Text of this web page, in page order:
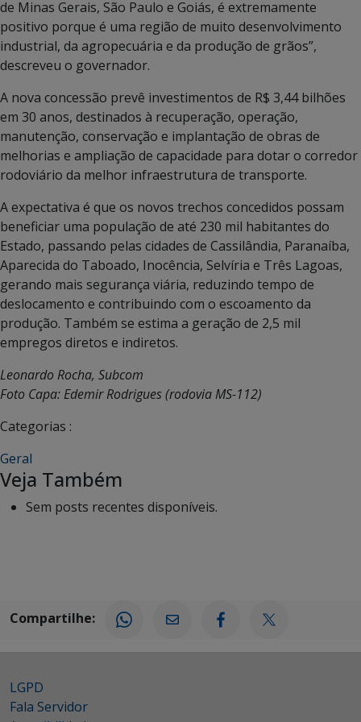
de Minas Gerais, São Paulo e Goiás, é extremamente
positivo porque é uma região de muito desenvolvimento
industrial, da agropecuária e da produção de grãos”,
descreveu o governador.
A nova concessão prevê investimentos de R$ 3,44 bilhões
em 30 anos, destinados à recuperação, operação,
manutenção, conservação e implantação de obras de
melhorias e ampliação de capacidade para dotar o corredor
rodoviário da melhor infraestrutura de transporte.
A expectativa é que os novos trechos concedidos possam
beneficiar uma população de até 230 mil habitantes do
Estado, passando pelas cidades de Cassilândia, Paranaíba,
Aparecida do Taboado, Inocência, Selvíria e Três Lagoas,
gerando mais segurança viária, reduzindo tempo de
deslocamento e contribuindo com o escoamento da
produção. Também se estima a geração de 2,5 mil
empregos diretos e indiretos.
Leonardo Rocha, Subcom
Foto Capa: Edemir Rodrigues (rodovia MS-112)
Categorias :
Geral
Veja Também
Sem posts recentes disponíveis.
Compartilhe:
LGPD
Fala Servidor